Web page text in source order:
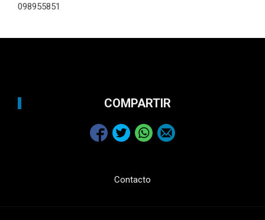
098955851
COMPARTIR
Contacto